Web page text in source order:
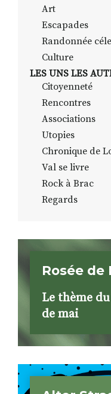
Art
Escapades
Randonnée
Culture
LES UNS LES
Citoyenneté
Rencontres
Associations
Utopies
Chronique de
Val se livre
Rock à Brac
Regards
Rosée de
Le thème
de mai